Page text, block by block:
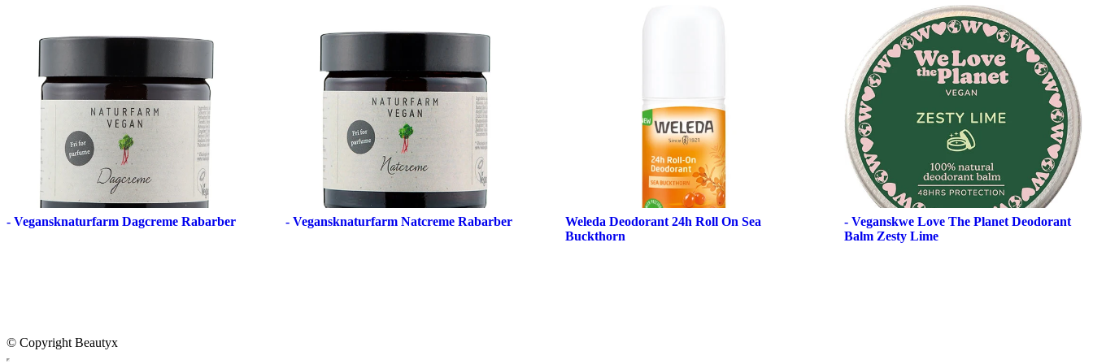
- Vegansknaturfarm Dagcreme Rabarber - Vegansknaturfarm Natcreme Rabarber
Weleda Deodorant 24h Roll On Sea
Buckthorn
- Veganskwe Love The Planet Deodorant
Balm Zesty Lime
© Copyright Beautyx